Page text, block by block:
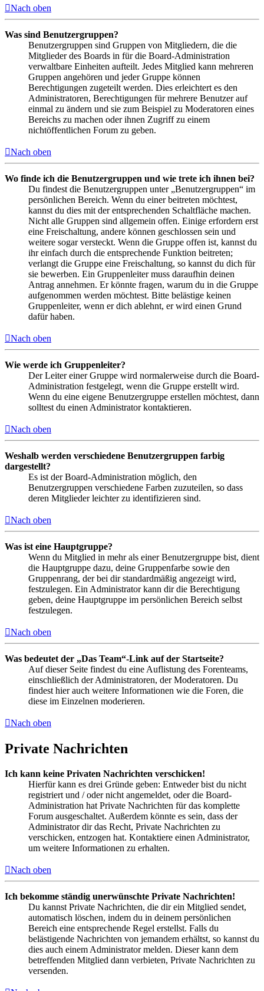
Nach oben
Was sind Benutzergruppen?
Benutzergruppen sind Gruppen von Mitgliedern, die die
Mitglieder des Boards in für die Board-Administration
verwaltbare Einheiten aufteilt. Jedes Mitglied kann mehreren
Gruppen angehören und jeder Gruppe können
Berechtigungen zugeteilt werden. Dies erleichtert es den
Administratoren, Berechtigungen für mehrere Benutzer auf
einmal zu ändern und sie zum Beispiel zu Moderatoren eines
Bereichs zu machen oder ihnen Zugriff zu einem
nichtöffentlichen Forum zu geben.
Nach oben
Wo finde ich die Benutzergruppen und wie trete ich ihnen bei?
Du findest die Benutzergruppen unter „Benutzergruppen“ im
persönlichen Bereich. Wenn du einer beitreten möchtest,
kannst du dies mit der entsprechenden Schaltfläche machen.
Nicht alle Gruppen sind allgemein offen. Einige erfordern erst
eine Freischaltung, andere können geschlossen sein und
weitere sogar versteckt. Wenn die Gruppe offen ist, kannst du
ihr einfach durch die entsprechende Funktion beitreten;
verlangt die Gruppe eine Freischaltung, so kannst du dich für
sie bewerben. Ein Gruppenleiter muss daraufhin deinen
Antrag annehmen. Er könnte fragen, warum du in die Gruppe
aufgenommen werden möchtest. Bitte belästige keinen
Gruppenleiter, wenn er dich ablehnt, er wird einen Grund
dafür haben.
Nach oben
Wie werde ich Gruppenleiter?
Der Leiter einer Gruppe wird normalerweise durch die Board-
Administration festgelegt, wenn die Gruppe erstellt wird.
Wenn du eine eigene Benutzergruppe erstellen möchtest, dann
solltest du einen Administrator kontaktieren.
Nach oben
Weshalb werden verschiedene Benutzergruppen farbig
dargestellt?
Es ist der Board-Administration möglich, den
Benutzergruppen verschiedene Farben zuzuteilen, so dass
deren Mitglieder leichter zu identifizieren sind.
Nach oben
Was ist eine Hauptgruppe?
Wenn du Mitglied in mehr als einer Benutzergruppe bist, dient
die Hauptgruppe dazu, deine Gruppenfarbe sowie den
Gruppenrang, der bei dir standardmäßig angezeigt wird,
festzulegen. Ein Administrator kann dir die Berechtigung
geben, deine Hauptgruppe im persönlichen Bereich selbst
festzulegen.
Nach oben
Was bedeutet der „Das Team“-Link auf der Startseite?
Auf dieser Seite findest du eine Auflistung des Forenteams,
einschließlich der Administratoren, der Moderatoren. Du
findest hier auch weitere Informationen wie die Foren, die
diese im Einzelnen moderieren.
Nach oben
Private Nachrichten
Ich kann keine Privaten Nachrichten verschicken!
Hierfür kann es drei Gründe geben: Entweder bist du nicht
registriert und / oder nicht angemeldet, oder die Board-
Administration hat Private Nachrichten für das komplette
Forum ausgeschaltet. Außerdem könnte es sein, dass der
Administrator dir das Recht, Private Nachrichten zu
verschicken, entzogen hat. Kontaktiere einen Administrator,
um weitere Informationen zu erhalten.
Nach oben
Ich bekomme ständig unerwünschte Private Nachrichten!
Du kannst Private Nachrichten, die dir ein Mitglied sendet,
automatisch löschen, indem du in deinem persönlichen
Bereich eine entsprechende Regel erstellst. Falls du
belästigende Nachrichten von jemandem erhältst, so kannst du
dies auch einem Administrator melden. Dieser kann dem
betreffenden Mitglied dann verbieten, Private Nachrichten zu
versenden.